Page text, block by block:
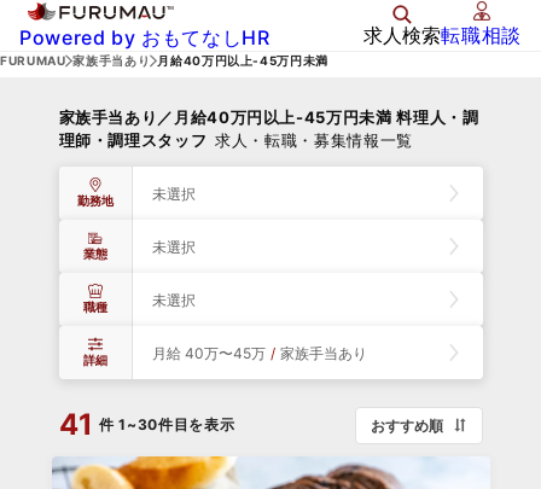
Powered by おもてなしHR 求人検索転職相談
FURUMAU 家族手当あり 月給40万円以上-45万円未満
家族手当あり／月給40万円以上-45万円未満 料理人・調
理師・調理スタッフ 求人・転職・募集情報一覧
勤務地 未選択
業態 未選択
職種 未選択
詳細 月給 40万〜45万 / 家族手当あり
41 件 1~30件目を表示 おすすめ順